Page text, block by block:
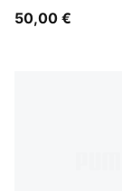
50,00 €